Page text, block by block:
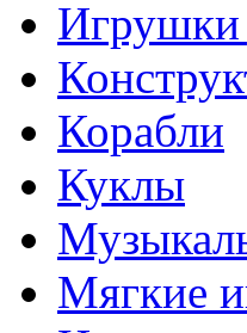
Игрушки
Корабли
Куклы
Мягкие